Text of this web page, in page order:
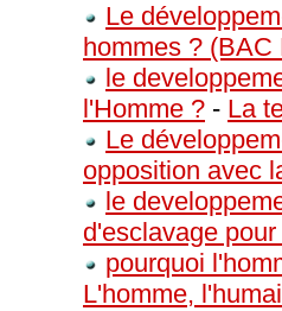
Le
hommes ? (BAC
le
l'Homme ? - La
Le
opposition avec
le
d'esclavage
pourquoi
L'homme,